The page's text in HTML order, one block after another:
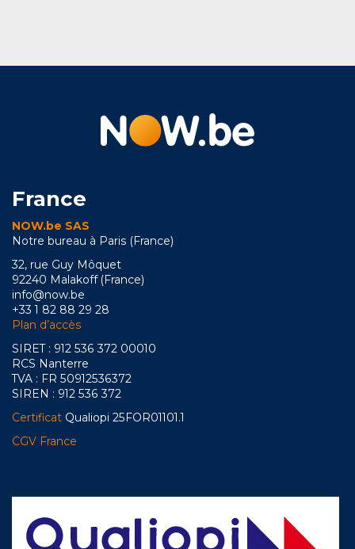
France
NOW.be SAS
Notre bureau à Paris (France)
32, rue Guy Môquet
92240 Malakoff (France)
info@now.be
+33 1 82 88 29 28
Plan d’accès
SIRET : 912 536 372 00010
RCS Nanterre
TVA : FR 50912536372
SIREN : 912 536 372
Certificat Qualiopi 25FOR01101.1
CGV France